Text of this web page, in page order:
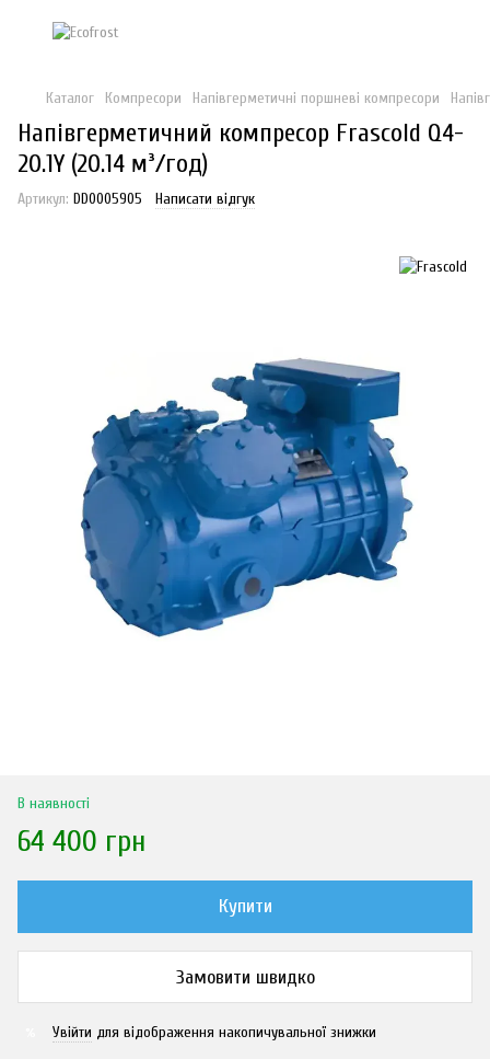
Каталог Компресори Напівгерметичні поршневі компресори
Напівгерметичний компресор Frascold Q4-
20.1Y (20.14 м³/год)
Артикул: DD0005905 Написати відгук
В наявності
64 400 грн
Купити
Замовити швидко
Увійти для відображення накопичувальної знижки